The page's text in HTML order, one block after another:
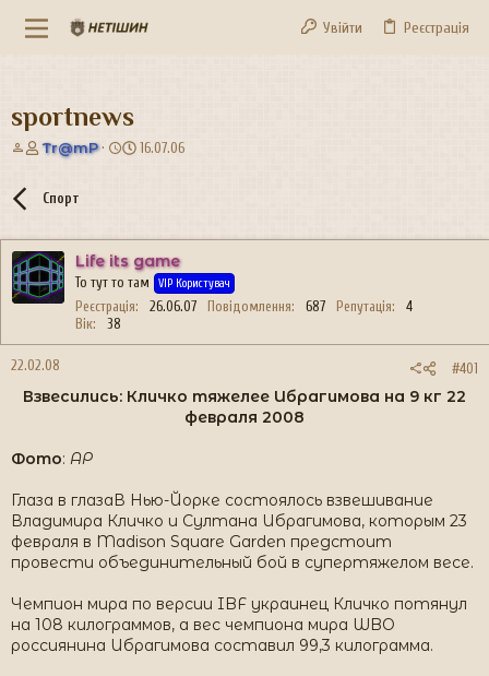
Увійти Реєстрація
sportnews
А
о
т
е
м
и
Tr@mP
Д
т
в
о
н
16.07.06
Спорт
Life its game
То тут то там VIP Користувач
Реєстрація 26.06.07 Повідомлення 687 Репутація
4
Вік
38
22.02.08 #401
Взвесились: Кличко тяжелее Ибрагимова на 9 кг 22
февраля 2008
Фото: АР
Глаза в глазаВ Нью-Йорке состоялось взвешивание
Владимира Кличко и Султана Ибрагимова, которым 23
февраля в Madison Square Garden предстоит
провести объединительный бой в супертяжелом весе.
Чемпион мира по версии IBF украинец Кличко потянул
на 108 килограммов, а вес чемпиона мира WBO
россиянина Ибрагимова составил 99,3 килограмма.